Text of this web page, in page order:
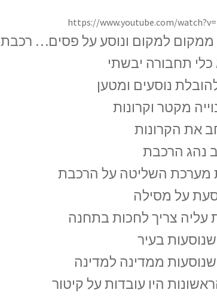
https://www.youtube.com/
ממקום למקום ונוסע על פסים… רכבת
תחבורה יבשתי
נוסעים ומטען
מקטר וקרונות
את הקרונות
נהג הרכבת
מערכת השליטה על הרכבת
על מסילה
עליה צריך לחכות בתחנה
בעיר
ממדינה למדינה
היו עובדות על קיטור